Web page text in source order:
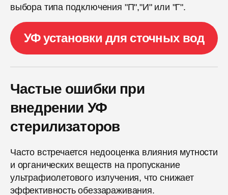
выбора типа подключения "П","И" или "Г".
УФ установки для сточных вод
Частые ошибки при
внедрении УФ
стерилизаторов
Часто встречается недооценка влияния мутности
и органических веществ на пропускание
ультрафиолетового излучения, что снижает
эффективность обеззараживания.